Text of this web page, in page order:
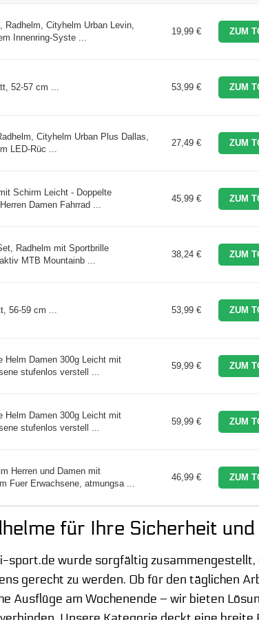
Radhelm, Cityhelm Urban Levin,
Innenring-Syste ...
19,99 € ZUM
52-57 cm ... 53,99 € ZUM
Cityhelm Urban Plus Dallas,
LED-Rüc ...
27,49 € ZUM
Schirm Leicht - Doppelte
Damen Fahrrad ...
45,99 € ZUM
Radhelm mit Sportbrille
MTB Mountainb ...
38,24 € ZUM
56-59 cm ... 53,99 € ZUM
Helm Damen 300g Leicht mit
stufenlos verstell ...
59,99 € ZUM
Helm Damen 300g Leicht mit
stufenlos verstell ...
59,99 € ZUM
Herren und Damen mit
Fuer Erwachsene, atmungsa ...
46,99 € ZUM
für Ihre Sicherheit
sport.de wurde sorgfältig zusammengestellt,
gerecht zu werden. Ob für den täglichen
Ausflüge am Wochenende – wir bieten